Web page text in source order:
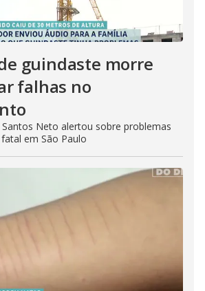
guindaste morre
falhas no
Neto alertou sobre problemas
em São Paulo